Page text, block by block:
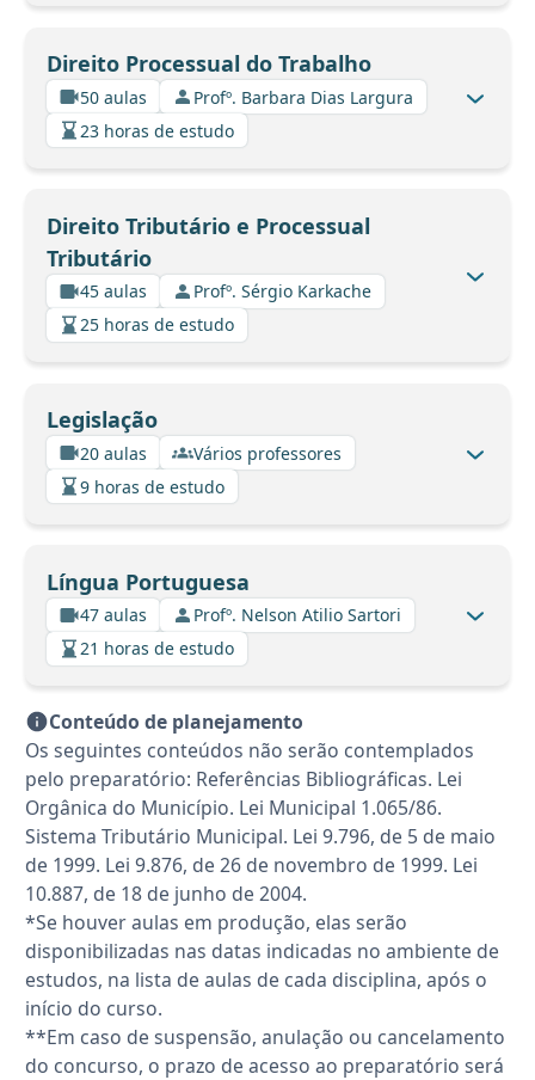
Direito Processual do Trabalho
50 aulas
Profº. Barbara Dias Largura
23 horas de estudo
Direito Tributário e Processual
Tributário
45 aulas
Profº. Sérgio Karkache
25 horas de estudo
Legislação
20 aulas
Vários professores
9 horas de estudo
Língua Portuguesa
47 aulas
Profº. Nelson Atilio Sartori
21 horas de estudo
Conteúdo de planejamento
Os seguintes conteúdos não serão contemplados
pelo preparatório: Referências Bibliográficas. Lei
Orgânica do Município. Lei Municipal 1.065/86.
Sistema Tributário Municipal. Lei 9.796, de 5 de maio
de 1999. Lei 9.876, de 26 de novembro de 1999. Lei
10.887, de 18 de junho de 2004.
*Se houver aulas em produção, elas serão
disponibilizadas nas datas indicadas no ambiente de
estudos, na lista de aulas de cada disciplina, após o
início do curso.
**Em caso de suspensão, anulação ou cancelamento
do concurso, o prazo de acesso ao preparatório será